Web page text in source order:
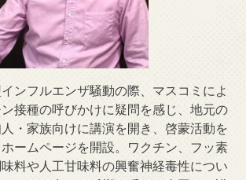
ンフルエンザ騒動の際、マスコミによ
接種の呼びかけに疑問を感じ、地元の
・家族向けに講演を開き、啓蒙活動を
ームページを開設。ワクチン、フッ素
料や人工甘味料の興奮神経毒性につい